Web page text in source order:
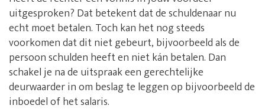
uitgesproken? Dat betekent dat de schuldenaar nu
echt moet betalen. Toch kan het nog steeds
voorkomen dat dit niet gebeurt, bijvoorbeeld als de
persoon schulden heeft en niet kán betalen. Dan
schakel je na de uitspraak een gerechtelijke
deurwaarder in om beslag te leggen op bijvoorbeeld de
inboedel of het salaris.